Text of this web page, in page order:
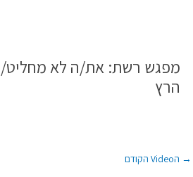
מפגש רשת: את/ה לא מחליט/
הרץ
→ הVideo הקודם